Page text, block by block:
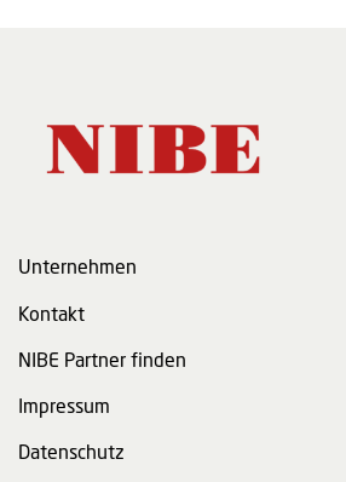
Unternehmen
Kontakt
NIBE Partner finden
Impressum
Datenschutz